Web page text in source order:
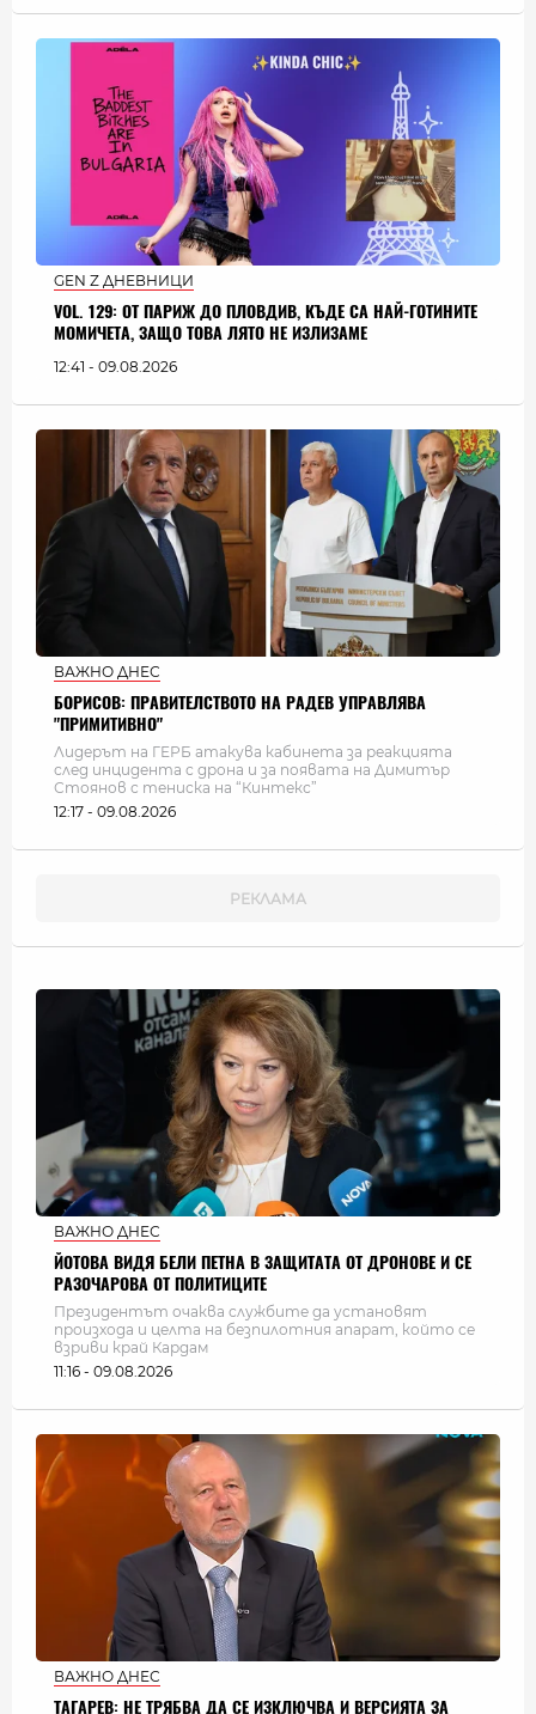
GEN Z ДНЕВНИЦИ
VOL. 129: ОТ ПАРИЖ ДО ПЛОВДИВ, КЪДЕ СА НАЙ-ГОТИНИТЕ
МОМИЧЕТА, ЗАЩО ТОВА ЛЯТО НЕ ИЗЛИЗАМЕ
12:41 - 09.08.2026
ВАЖНО ДНЕС
БОРИСОВ: ПРАВИТЕЛСТВОТО НА РАДЕВ УПРАВЛЯВА
"ПРИМИТИВНО"
Лидерът на ГЕРБ атакува кабинета за реакцията
след инцидента с дрона и за появата на Димитър
Стоянов с тениска на “Кинтекс”
12:17 - 09.08.2026
ВАЖНО ДНЕС
ЙОТОВА ВИДЯ БЕЛИ ПЕТНА В ЗАЩИТАТА ОТ ДРОНОВЕ И СЕ
РАЗОЧАРОВА ОТ ПОЛИТИЦИТЕ
Президентът очаква службите да установят
произхода и целта на безпилотния апарат, който се
взриви край Кардам
11:16 - 09.08.2026
ВАЖНО ДНЕС
ТАГАРЕВ: НЕ ТРЯБВА ДА СЕ ИЗКЛЮЧВА И ВЕРСИЯТА ЗА